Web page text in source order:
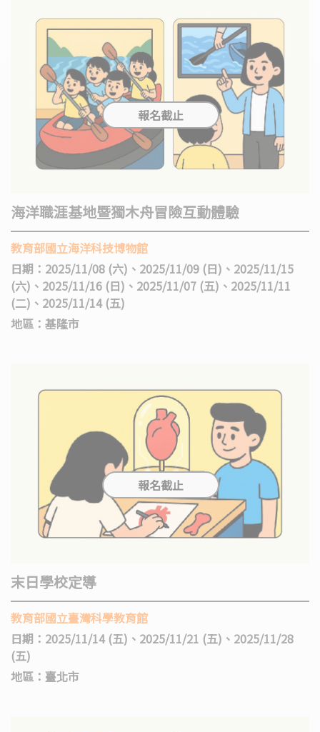
海洋職涯基地暨獨木舟冒險互動體驗
教育部國立海洋科技博物館
日期：2025/11/08 (六)、2025/11/09 (日)、2025/11/15
(六)、2025/11/16 (日)、2025/11/07 (五)、2025/11/11
(二)、2025/11/14 (五)
地區：基隆市
末日學校定導
教育部國立臺灣科學教育館
日期：2025/11/14 (五)、2025/11/21 (五)、2025/11/28
(五)
地區：臺北市